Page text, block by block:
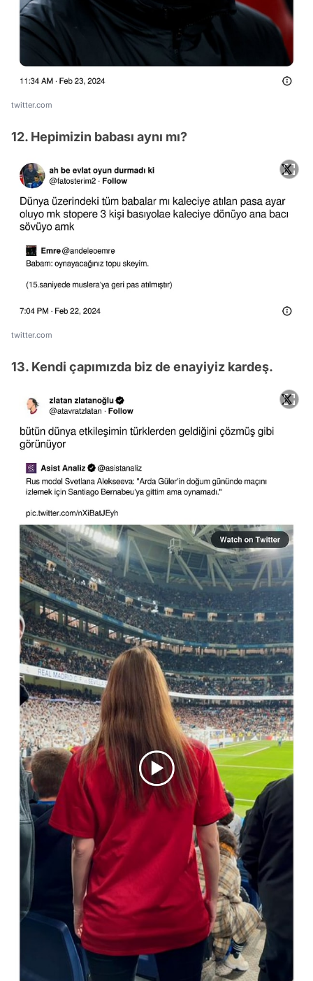
twitter.com
12. Hepimizin babası aynı mı?
twitter.com
13. Kendi çapımızda biz de enayiyiz kardeş.